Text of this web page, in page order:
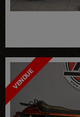
VENDUE
VOIR